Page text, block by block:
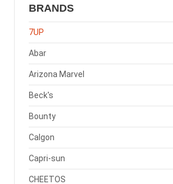
BRANDS
7UP
Abar
Arizona Marvel
Beck's
Bounty
Calgon
Capri-sun
CHEETOS